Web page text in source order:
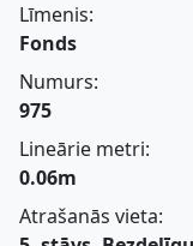
Līmenis:
Fonds
Numurs:
975
Lineārie metri:
0.06m
Atrašanās vieta: